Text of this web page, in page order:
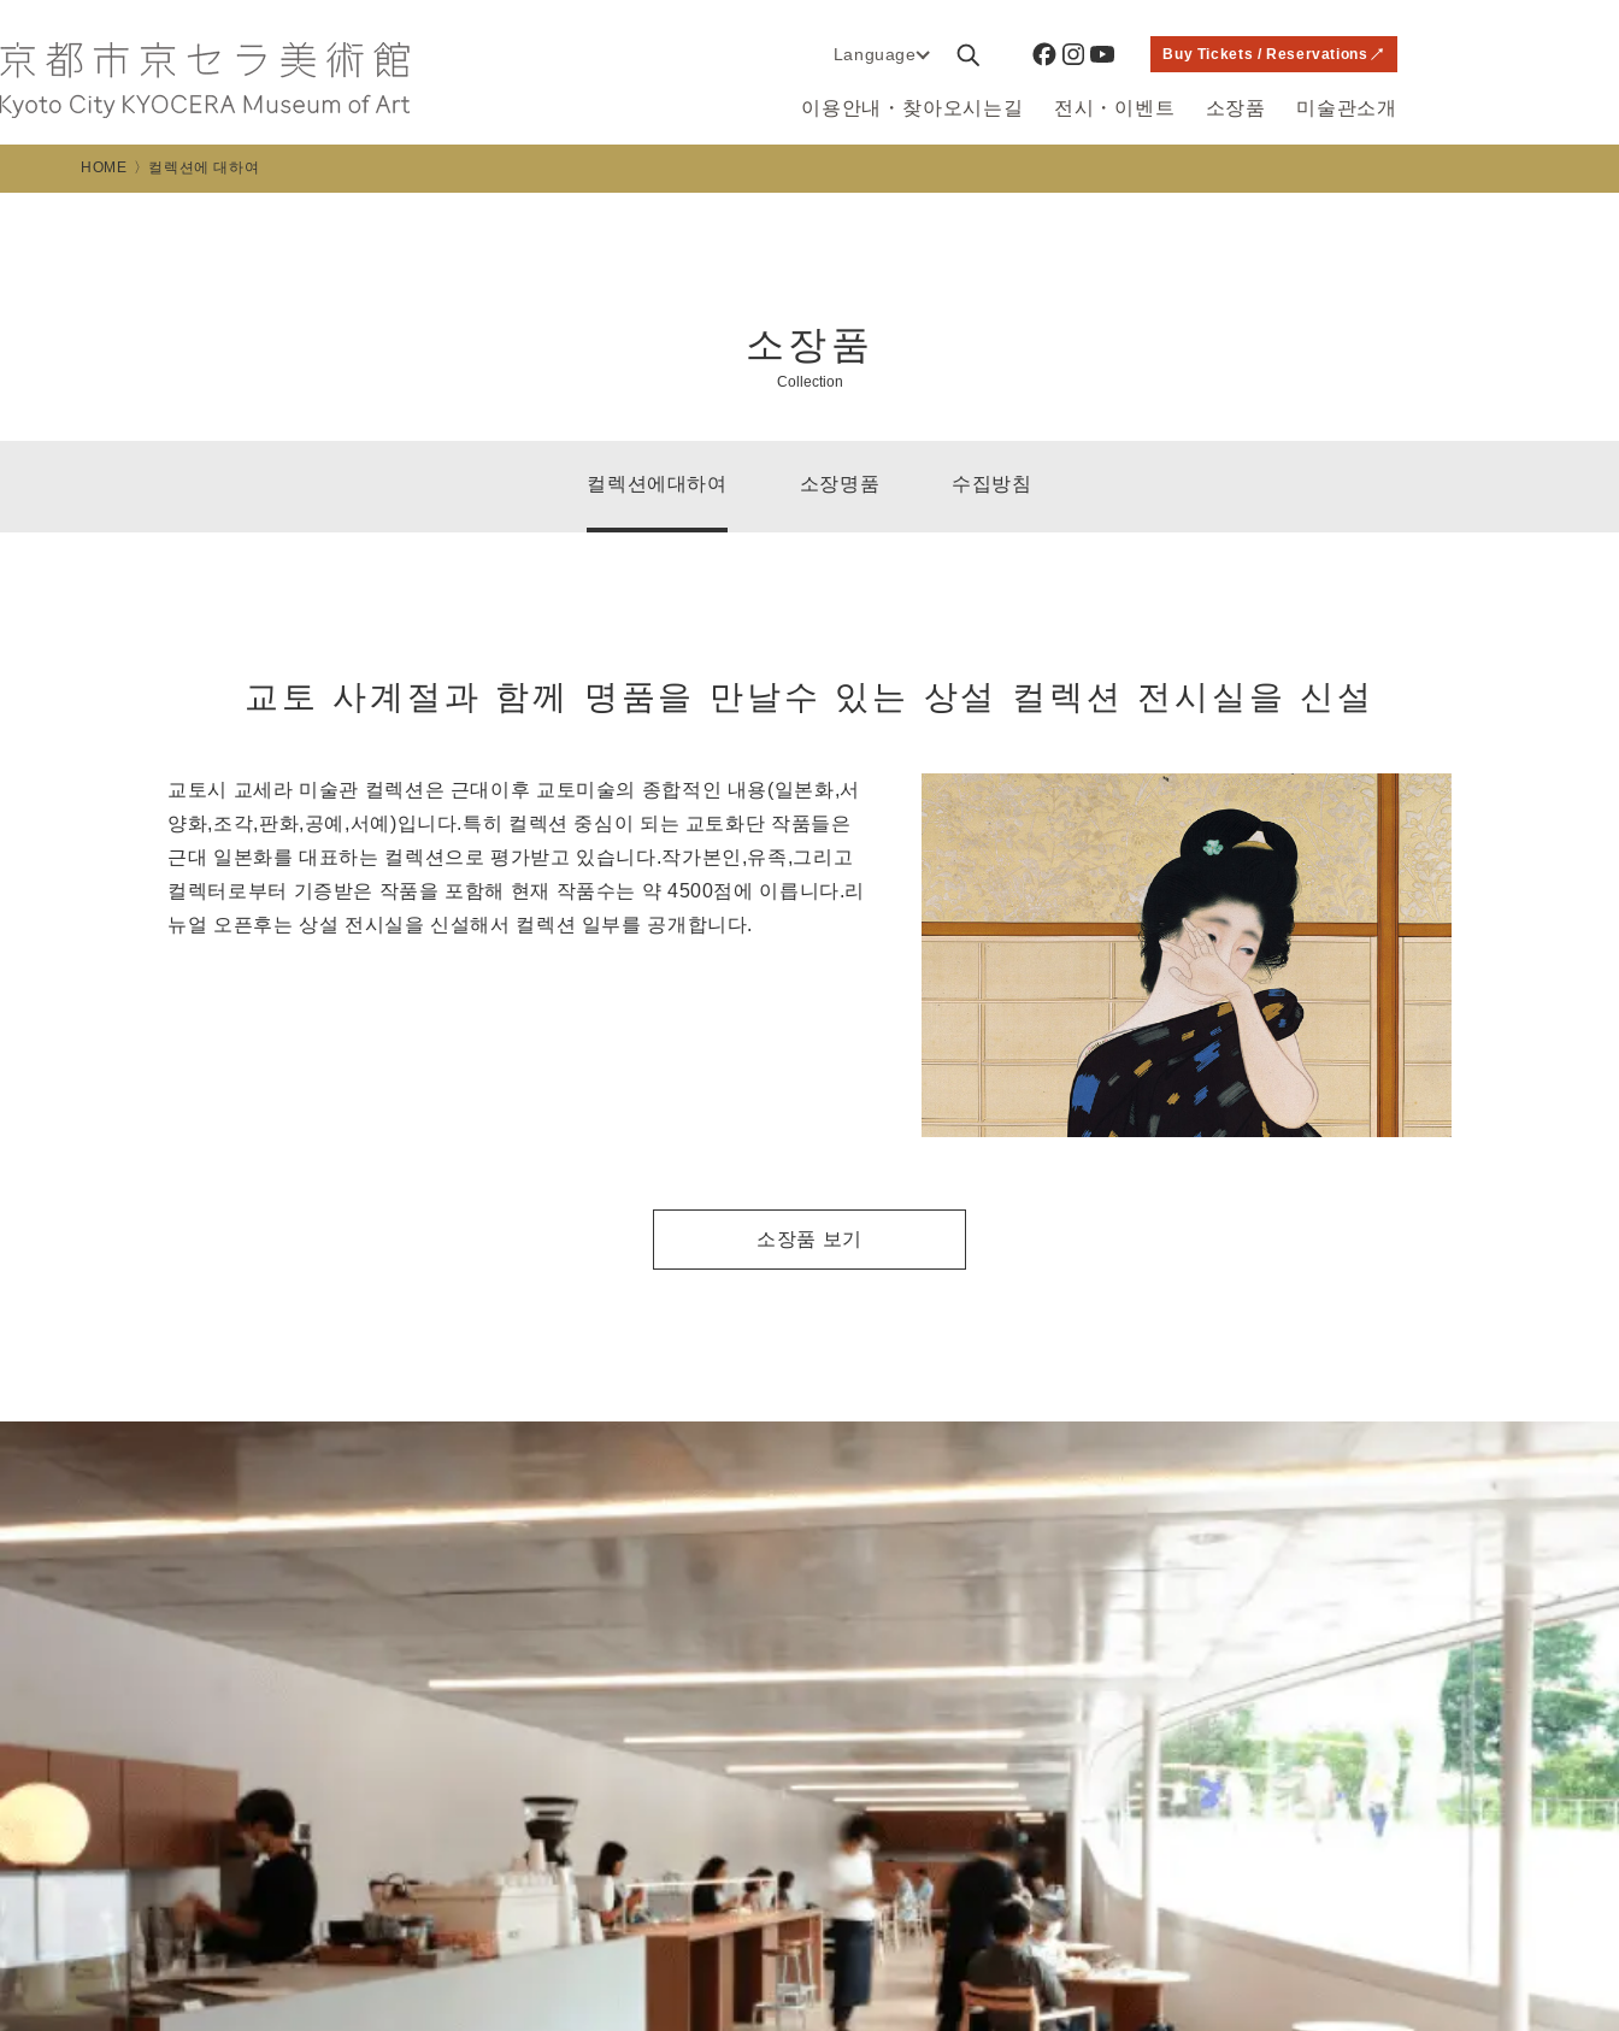
Language Buy Tickets / Reservations
이용안내・찾아오시는길 전시・이벤트 소장품 미술관소개
HOME 컬렉션에 대하여
소장품
Collection
컬렉션에대하여 소장명품 수집방침
교토 사계절과 함께 명품을 만날수 있는 상설 컬렉션 전시실을 신설
교토시 교세라 미술관 컬렉션은 근대이후 교토미술의 종합적인 내용(일본화,서
양화,조각,판화,공예,서예)입니다.특히 컬렉션 중심이 되는 교토화단 작품들은
근대 일본화를 대표하는 컬렉션으로 평가받고 있습니다.작가본인,유족,그리고
컬렉터로부터 기증받은 작품을 포함해 현재 작품수는 약 4500점에 이릅니다.리
뉴얼 오픈후는 상설 전시실을 신설해서 컬렉션 일부를 공개합니다.
소장품 보기